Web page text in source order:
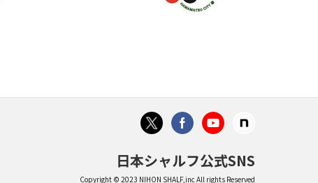
日本シャルフ公式SNS
Copyright © 2023 NIHON SHALF,inc All rights Reserved